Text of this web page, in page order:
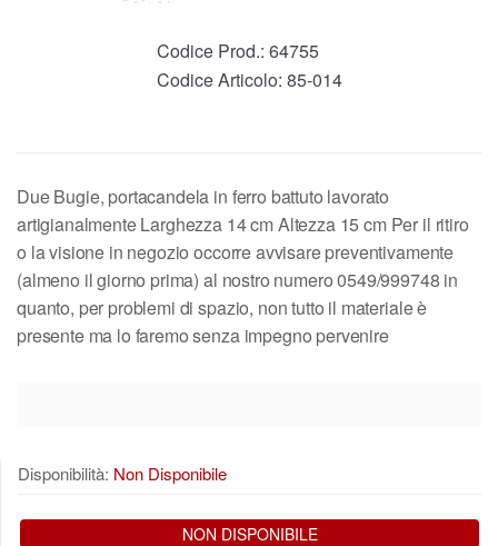
Codice Prod.: 64755
Codice Articolo: 85-014
Due Bugie, portacandela in ferro battuto lavorato
artigianalmente Larghezza 14 cm Altezza 15 cm Per il ritiro
o la visione in negozio occorre avvisare preventivamente
(almeno il giorno prima) al nostro numero 0549/999748 in
quanto, per problemi di spazio, non tutto il materiale è
presente ma lo faremo senza impegno pervenire
Disponibilità: Non Disponibile
NON DISPONIBILE